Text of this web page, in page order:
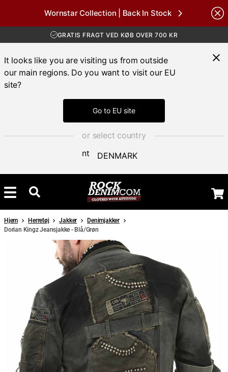
Wornstar Collection | Back In Stock
30 DAGES ÅBENT KØB
GRATIS FRAGT VED KØB OVER 700 KR
It looks like you are visiting us from outside
our main regions. Do you want to visit our EU
site?
Go to EU site
or select country
DENMARK
Hjem Herretøj Jakker
Denimjakker
Dorian Kingz Jeansjakke - Blå/Grøn